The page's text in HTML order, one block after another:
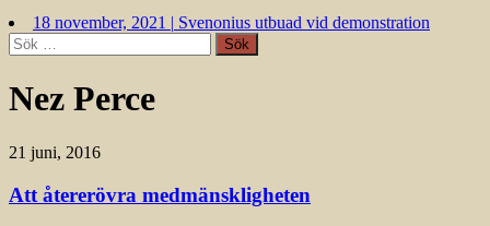
18 november, 2021 | Svenonius utbuad vid demonstration
Sök
efter:
Nez Perce
21 juni, 2016
Att återerövra medmänskligheten